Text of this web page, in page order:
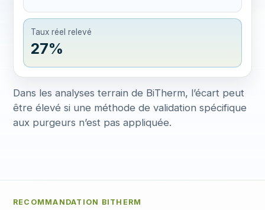
Taux réel relevé
27%
Dans les analyses terrain de BiTherm, l’écart peut
être élevé si une méthode de validation spécifique
aux purgeurs n’est pas appliquée.
RECOMMANDATION BITHERM